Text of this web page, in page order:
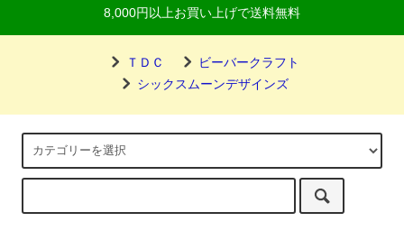
8,000円以上お買い上げで送料無料
ＴＤＣ
ビーバークラフト
シックスムーンデザインズ